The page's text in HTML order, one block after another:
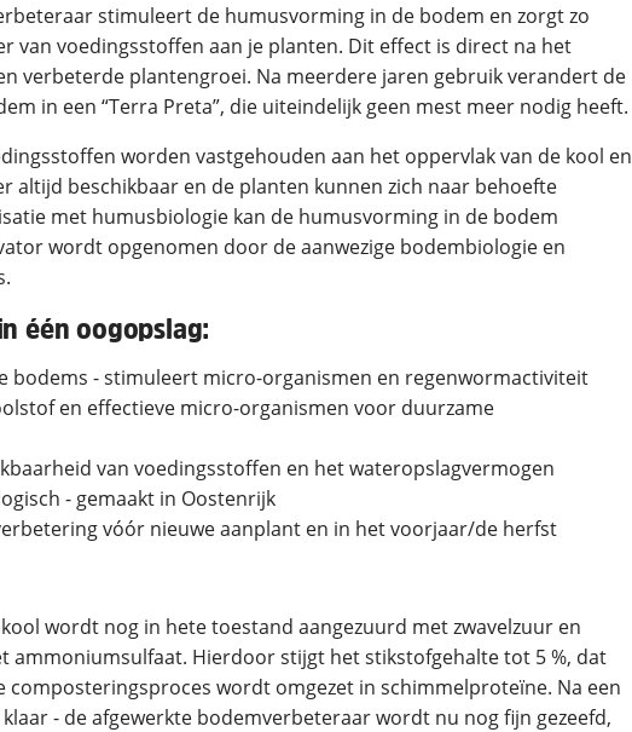
stimuleert de humusvorming in de bodem en zorgt zo
van voedingsstoffen aan je planten. Dit effect is direct na het
verbeterde plantengroei. Na meerdere jaren gebruik verandert de
in een “Terra Preta”, die uiteindelijk geen mest meer nodig heeft.
worden vastgehouden aan het oppervlak van de kool en
altijd beschikbaar en de planten kunnen zich naar behoefte
met humusbiologie kan de humusvorming in de bodem
wordt opgenomen door de aanwezige bodembiologie en
één oogopslag:
bodems - stimuleert micro-organismen en regenwormactiviteit
en effectieve micro-organismen voor duurzame
van voedingsstoffen en het wateropslagvermogen
- gemaakt in Oostenrijk
vóór nieuwe aanplant en in het voorjaar/de herfst
wordt nog in hete toestand aangezuurd met zwavelzuur en
ammoniumsulfaat. Hierdoor stijgt het stikstofgehalte tot 5 %, dat
composteringsproces wordt omgezet in schimmelproteïne. Na een
- de afgewerkte bodemverbeteraar wordt nu nog fijn gezeefd,